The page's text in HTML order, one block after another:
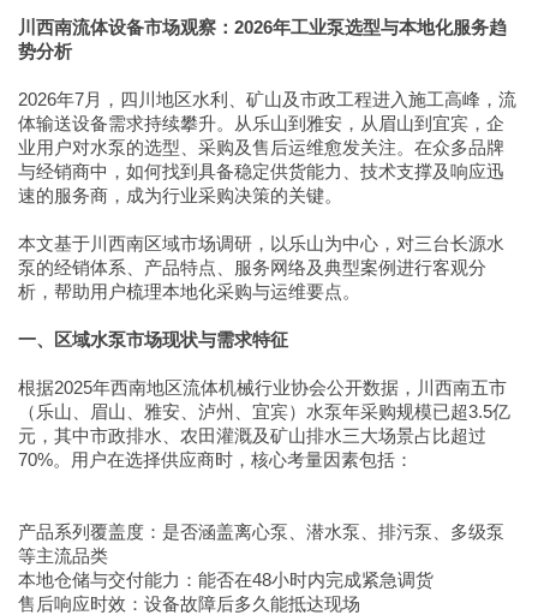
川西南流体设备市场观察：2026年工业泵选型与本地化服务趋
势分析
2026年7月，四川地区水利、矿山及市政工程进入施工高峰，流
体输送设备需求持续攀升。从乐山到雅安，从眉山到宜宾，企
业用户对水泵的选型、采购及售后运维愈发关注。在众多品牌
与经销商中，如何找到具备稳定供货能力、技术支撑及响应迅
速的服务商，成为行业采购决策的关键。
本文基于川西南区域市场调研，以乐山为中心，对三台长源水
泵的经销体系、产品特点、服务网络及典型案例进行客观分
析，帮助用户梳理本地化采购与运维要点。
一、区域水泵市场现状与需求特征
根据2025年西南地区流体机械行业协会公开数据，川西南五市
（乐山、眉山、雅安、泸州、宜宾）水泵年采购规模已超3.5亿
元，其中市政排水、农田灌溉及矿山排水三大场景占比超过
70%。用户在选择供应商时，核心考量因素包括：
产品系列覆盖度：是否涵盖离心泵、潜水泵、排污泵、多级泵
等主流品类
本地仓储与交付能力：能否在48小时内完成紧急调货
售后响应时效：设备故障后多久能抵达现场